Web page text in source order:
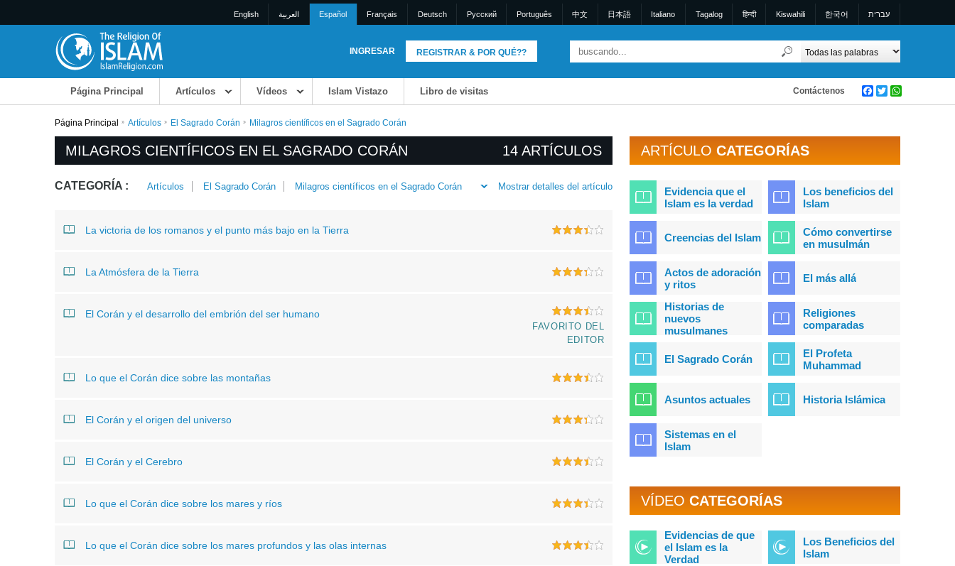
English العربية Español Français Deutsch Pусский Português 中文 日本語 Italiano Tagalog हिन्दी Kiswahili 한국어 עברית
REGISTRAR & POR QUÉ??
INGRESAR
Página Principal Artículos Vídeos Islam Vistazo Libro de visitas Facebook
Twitter
Contáctenos
Página Principal Artículos El Sagrado Corán Milagros científicos en el Sagrado Corán
MILAGROS CIENTÍFICOS EN EL SAGRADO CORÁN 14 ARTÍCULOS
CATEGORÍA : Artículos El Sagrado Corán Milagros científicos en el Sagrado Corán Mostrar detalles del artículo
La victoria de los romanos y el punto más bajo en la Tierra
La Atmósfera de la Tierra
El Corán y el desarrollo del embrión del ser humano
FAVORITO DEL
EDITOR
Lo que el Corán dice sobre las montañas
El Corán y el origen del universo
El Corán y el Cerebro
Lo que el Corán dice sobre los mares y ríos
Lo que el Corán dice sobre los mares profundos y las olas internas
ARTÍCULOCATEGORÍAS
Evidencia que el
Islam es la verdad
Los beneficios del
Islam
Creencias del Islam
Cómo convertirse
en musulmán
Actos de adoración
y ritos
El más allá
Historias de
nuevos
musulmanes
Religiones
comparadas
El Sagrado Corán
El Profeta
Muhammad
Asuntos actuales Historia Islámica
Sistemas en el
Islam
VÍDEOCATEGORÍAS
Evidencias de que
el Islam es la
Verdad
Los Beneficios del
Islam